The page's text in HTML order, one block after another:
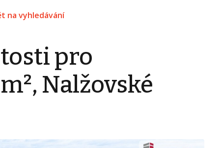
na vyhledávání
pro
Nalžovské